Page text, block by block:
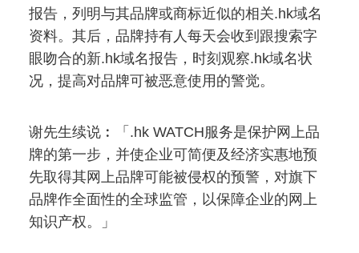
报告，列明与其品牌或商标近似的相关.hk域名
资料。其后，品牌持有人每天会收到跟搜索字
眼吻合的新.hk域名报告，时刻观察.hk域名状
况，提高对品牌可被恶意使用的警觉。
谢先生续说︰「.hk WATCH服务是保护网上品
牌的第一步，并使企业可简便及经济实惠地预
先取得其网上品牌可能被侵权的预警，对旗下
品牌作全面性的全球监管，以保障企业的网上
知识产权。」